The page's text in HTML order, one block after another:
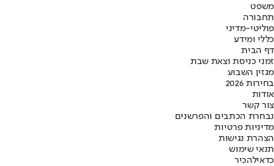
משפט
תחבורה
פוליטי-מדיני
כללי ומידע
דף הבית
זמני כניסת וצאת שבת
מגזין השבוע
בחירות 2026
אודות
צור קשר
נבחרת הכתבים והפרשנים
מדיניות פרטיות
הצהרת נגישות
תנאי שימוש
כדאילהכיר